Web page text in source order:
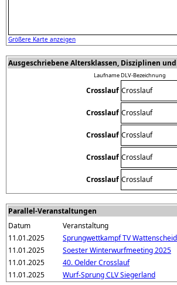
Größere Karte anzeigen
Ausgeschriebene Altersklassen, Disziplinen
LaufnameDLV-Bezeichnung
Crosslauf Crosslauf
Crosslauf Crosslauf
Crosslauf Crosslauf
Crosslauf Crosslauf
Crosslauf Crosslauf
Parallel-Veranstaltungen
Datum
Veranstaltung
11.01.2025
Sprungwettkampf TV
11.01.2025
Soester Winterwurfmeeting 2025
11.01.2025
40. Oelder Crosslauf
11.01.2025
Wurf-Sprung CLV Siegerland